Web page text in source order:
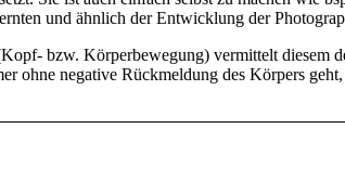
und ähnlich der Entwicklung der
bzw. Körperbewegung) vermittelt diesem
ohne negative Rückmeldung des Körpers